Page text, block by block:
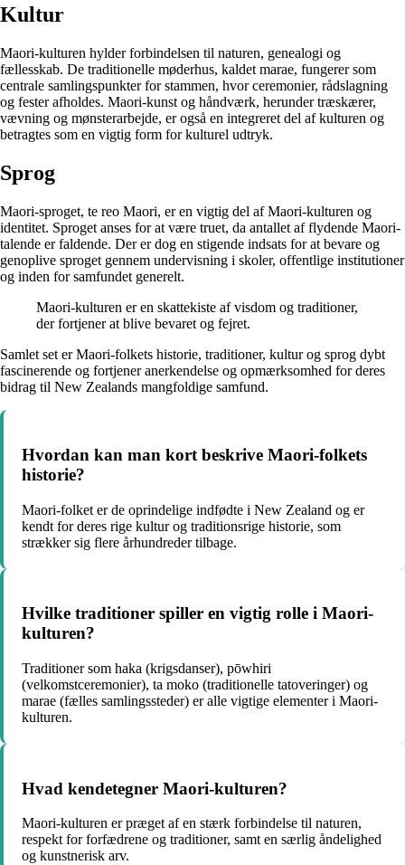
Kultur
Maori-kulturen hylder forbindelsen til naturen, genealogi og
fællesskab. De traditionelle møderhus, kaldet marae, fungerer som
centrale samlingspunkter for stammen, hvor ceremonier, rådslagning
og fester afholdes. Maori-kunst og håndværk, herunder træskærer,
vævning og mønsterarbejde, er også en integreret del af kulturen og
betragtes som en vigtig form for kulturel udtryk.
Sprog
Maori-sproget, te reo Maori, er en vigtig del af Maori-kulturen og
identitet. Sproget anses for at være truet, da antallet af flydende Maori-
talende er faldende. Der er dog en stigende indsats for at bevare og
genoplive sproget gennem undervisning i skoler, offentlige institutioner
og inden for samfundet generelt.
Maori-kulturen er en skattekiste af visdom og traditioner,
der fortjener at blive bevaret og fejret.
Samlet set er Maori-folkets historie, traditioner, kultur og sprog dybt
fascinerende og fortjener anerkendelse og opmærksomhed for deres
bidrag til New Zealands mangfoldige samfund.
Hvordan kan man kort beskrive Maori-folkets
historie?
Maori-folket er de oprindelige indfødte i New Zealand og er
kendt for deres rige kultur og traditionsrige historie, som
strækker sig flere århundreder tilbage.
Hvilke traditioner spiller en vigtig rolle i Maori-
kulturen?
Traditioner som haka (krigsdanser), pōwhiri
(velkomstceremonier), ta moko (traditionelle tatoveringer) og
marae (fælles samlingssteder) er alle vigtige elementer i Maori-
kulturen.
Hvad kendetegner Maori-kulturen?
Maori-kulturen er præget af en stærk forbindelse til naturen,
respekt for forfædrene og traditioner, samt en særlig åndelighed
og kunstnerisk arv.